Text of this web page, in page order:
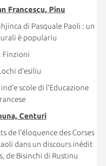
Francescu, Pinu
di Pasquale Paoli : un
è populariu
Finzioni
d’esiliu
scole di l’Educazione
Centuri
de l’éloquence des Corses
dans un discours inédit
de Bisinchi di Rustinu